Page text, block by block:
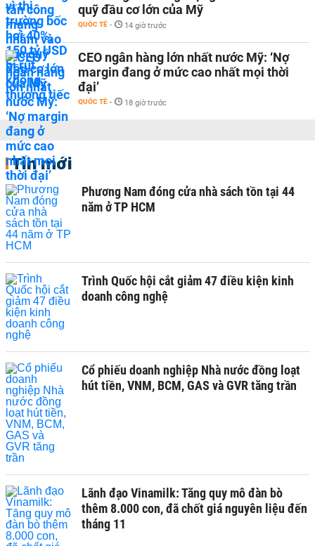
quỹ đầu cơ lớn của Mỹ
QUỐC TẾ - 14 giờ trước
CEO ngân hàng lớn nhất nước Mỹ: ‘Nợ
margin đang ở mức cao nhất mọi thời
đại’
QUỐC TẾ - 18 giờ trước
Tin mới
Phương Nam đóng cửa nhà sách tồn tại 44
năm ở TP HCM
Trình Quốc hội cắt giảm 47 điều kiện kinh
doanh công nghệ
Cổ phiếu doanh nghiệp Nhà nước đồng loạt
hút tiền, VNM, BCM, GAS và GVR tăng trần
Lãnh đạo Vinamilk: Tăng quy mô đàn bò
thêm 8.000 con, đã chốt giá nguyên liệu đến
tháng 11